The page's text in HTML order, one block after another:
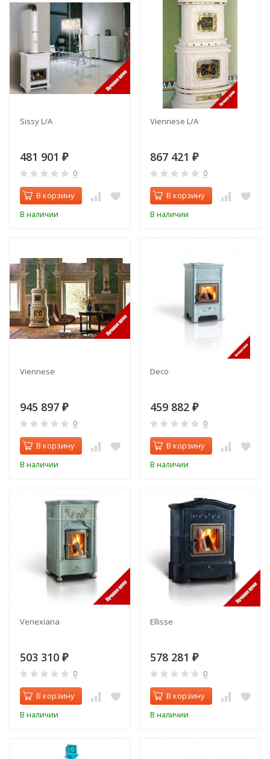
Sissy L/A
481 901 ₽
0
В корзину
В наличии
Viennese L/A
867 421 ₽
0
В корзину
В наличии
Viennese
945 897 ₽
0
В корзину
В наличии
Deco
459 882 ₽
0
В корзину
В наличии
Venexiana
503 310 ₽
0
В корзину
В наличии
Ellisse
578 281 ₽
0
В корзину
В наличии